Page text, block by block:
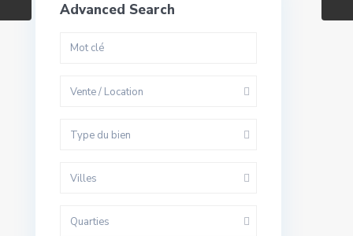
Advanced Search
Vente / Location
Type du bien
Villes
Quarties